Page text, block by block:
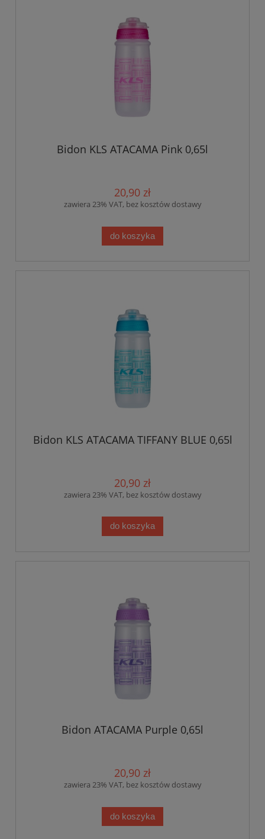
Bidon KLS ATACAMA Pink 0,65l
20,90 zł
zawiera 23% VAT, bez kosztów dostawy
do koszyka
Bidon KLS ATACAMA TIFFANY BLUE 0,65l
20,90 zł
zawiera 23% VAT, bez kosztów dostawy
do koszyka
Bidon ATACAMA Purple 0,65l
20,90 zł
zawiera 23% VAT, bez kosztów dostawy
do koszyka